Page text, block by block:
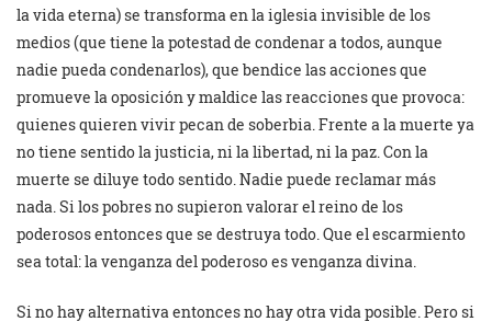
la vida eterna) se transforma en la iglesia invisible de los
medios (que tiene la potestad de condenar a todos, aunque
nadie pueda condenarlos), que bendice las acciones que
promueve la oposición y maldice las reacciones que provoca:
quienes quieren vivir pecan de soberbia. Frente a la muerte ya
no tiene sentido la justicia, ni la libertad, ni la paz. Con la
muerte se diluye todo sentido. Nadie puede reclamar más
nada. Si los pobres no supieron valorar el reino de los
poderosos entonces que se destruya todo. Que el escarmiento
sea total: la venganza del poderoso es venganza divina.
Si no hay alternativa entonces no hay otra vida posible. Pero si